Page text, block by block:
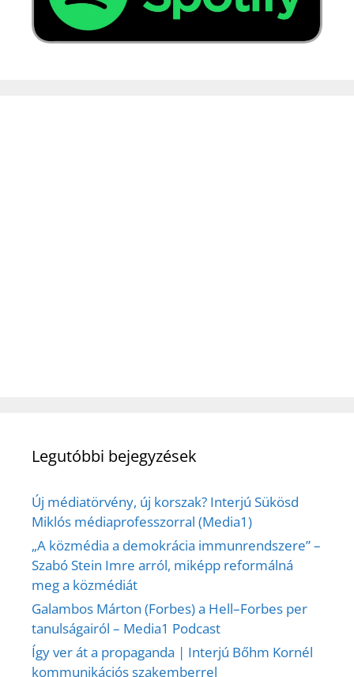
Legutóbbi bejegyzések
Új médiatörvény, új korszak? Interjú Sükösd
Miklós médiaprofesszorral (Media1)
„A közmédia a demokrácia immunrendszere” –
Szabó Stein Imre arról, miképp reformálná
meg a közmédiát
Galambos Márton (Forbes) a Hell–Forbes per
tanulságairól – Media1 Podcast
Így ver át a propaganda | Interjú Bőhm Kornél
kommunikációs szakemberrel